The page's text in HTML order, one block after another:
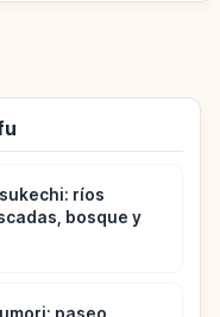
ríos
bosque y